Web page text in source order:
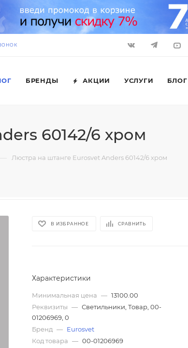
БРЕНДЫ АКЦИИ УСЛУГИ БЛОГ
60142/6 хром
— Люстра на штанге Eurosvet Anders 60142/6 хром
В ИЗБРАННОЕ СРАВНИТЬ
Характеристики
Минимальная цена — 13100.00
Реквизиты — Светильники, Товар, 00-
01206969, 0
Бренд — Eurosvet
Код товара — 00-01206969